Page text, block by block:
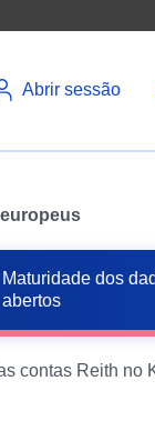
Abrir sessão
Maturidade dos
abertos
contas Reith no